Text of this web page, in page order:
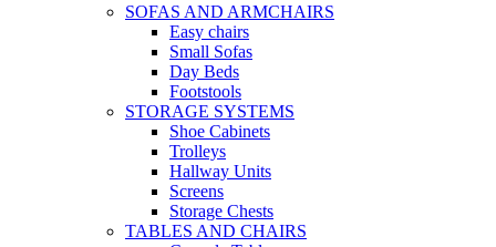
SOFAS AND ARMCHAIRS
Easy chairs
Small Sofas
Day Beds
Footstools
STORAGE SYSTEMS
Shoe Cabinets
Trolleys
Hallway Units
Screens
Storage Chests
TABLES AND CHAIRS